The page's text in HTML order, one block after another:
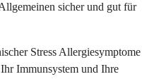
sicher und gut für
Stress Allergiesymptome
Immunsystem und Ihre